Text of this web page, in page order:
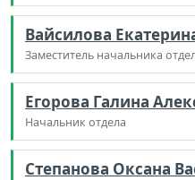
Вайсилова
Заместитель начальника
Егорова Галина
Начальник отдела
Степанова Оксана